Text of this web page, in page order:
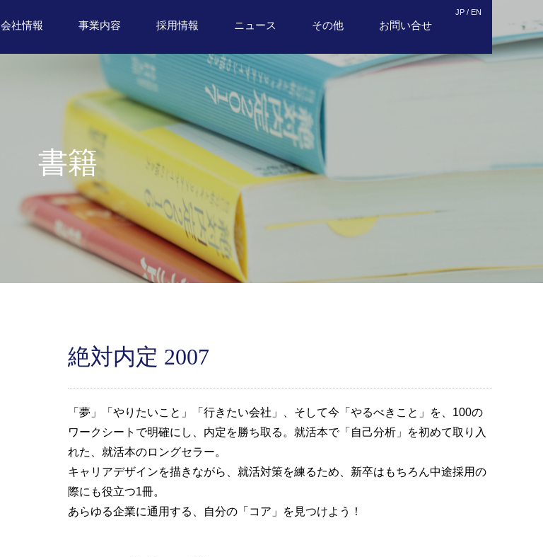
会社情報 事業内容 採用情報 ニュース その他 お問い合せ
JP / EN
書籍
絶対内定 2007
「夢」「やりたいこと」「行きたい会社」、そして今「やるべきこと」を、100の
ワークシートで明確にし、内定を勝ち取る。就活本で「自己分析」を初めて取り入
れた、就活本のロングセラー。
キャリアデザインを描きながら、就活対策を練るため、新卒はもちろん中途採用の
際にも役立つ1冊。
あらゆる企業に通用する、自分の「コア」を見つけよう！